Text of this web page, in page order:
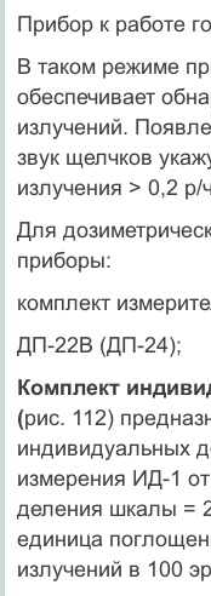
Прибор к работе
В таком режиме
обеспечивает
излучений.
звук щелчков
излучения > 0,2 р/
Для
приборы:
комплект
ДП-22В (ДП-24);
Комплект
(рис. 112)
индивидуальных
измерения ИД-1
деления шкалы =
единица
излучений в 100